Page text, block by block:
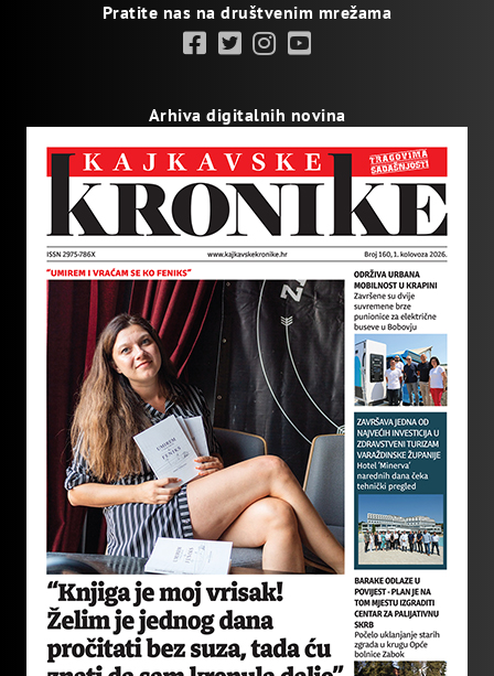
Pratite nas na društvenim mrežama
Arhiva digitalnih novina